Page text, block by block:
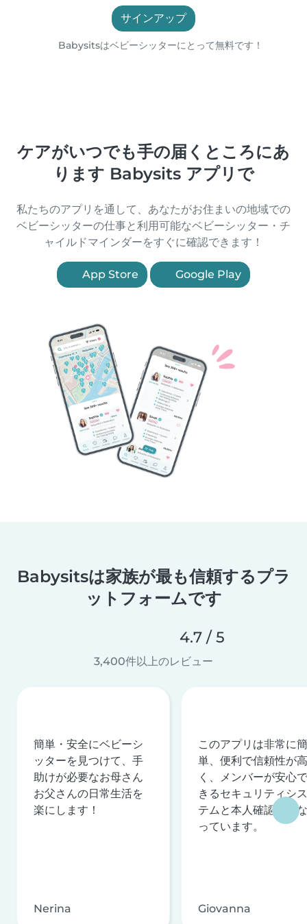
サインアップ
Babysitsはベビーシッターにとって無料です！
ケアがいつでも手の届くところにあ
ります Babysits アプリで
私たちのアプリを通して、あなたがお住まいの地域での
ベビーシッターの仕事と利用可能なベビーシッター・チ
ャイルドマインダーをすぐに確認できます！
App Store Google Play
Babysitsは家族が最も信頼するプラ
ットフォームです
4.7 / 5
3,400件以上のレビュー
簡単・安全にベビーシ
ッターを見つけて、手
助けが必要なお母さん
お父さんの日常生活を
楽にします！
Nerina
このアプリは非常に簡
単、便利で信頼性が高
く、メンバーが安心で
きるセキュリティシス
テムと本人確認を行な
っています。
Giovanna